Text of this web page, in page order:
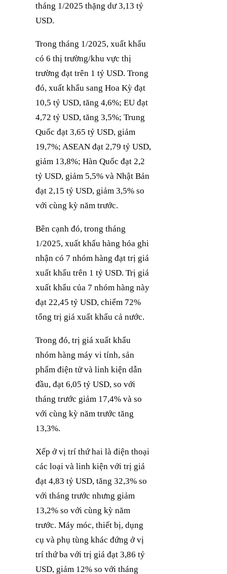
tháng 1/2025 thặng dư 3,13 tỷ
USD.
Trong tháng 1/2025, xuất khẩu
có 6 thị trường/khu vực thị
trường đạt trên 1 tỷ USD. Trong
đó, xuất khẩu sang Hoa Kỳ đạt
10,5 tỷ USD, tăng 4,6%; EU đạt
4,72 tỷ USD, tăng 3,5%; Trung
Quốc đạt 3,65 tỷ USD, giảm
19,7%; ASEAN đạt 2,79 tỷ USD,
giảm 13,8%; Hàn Quốc đạt 2,2
tỷ USD, giảm 5,5% và Nhật Bản
đạt 2,15 tỷ USD, giảm 3,5% so
với cùng kỳ năm trước.
Bên cạnh đó, trong tháng
1/2025, xuất khẩu hàng hóa ghi
nhận có 7 nhóm hàng đạt trị giá
xuất khẩu trên 1 tỷ USD. Trị giá
xuất khẩu của 7 nhóm hàng này
đạt 22,45 tỷ USD, chiếm 72%
tổng trị giá xuất khẩu cả nước.
Trong đó, trị giá xuất khẩu
nhóm hàng máy vi tính, sản
phẩm điện tử và linh kiện dẫn
đầu, đạt 6,05 tỷ USD, so với
tháng trước giảm 17,4% và so
với cùng kỳ năm trước tăng
13,3%.
Xếp ở vị trí thứ hai là điện thoại
các loại và linh kiện với trị giá
đạt 4,83 tỷ USD, tăng 32,3% so
với tháng trước nhưng giảm
13,2% so với cùng kỳ năm
trước. Máy móc, thiết bị, dụng
cụ và phụ tùng khác đứng ở vị
trí thứ ba với trị giá đạt 3,86 tỷ
USD, giảm 12% so với tháng